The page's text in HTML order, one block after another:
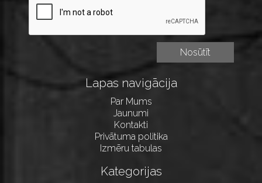
Lapas navigācija
Par Mums
Jaunumi
Kontakti
Privātuma politika
Izmēru tabulas
Kategorijas